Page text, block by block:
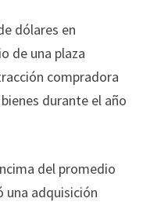
dólares en
de una plaza
compradora
durante el año
del promedio
una adquisición